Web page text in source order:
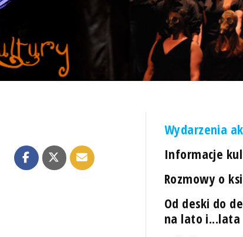
Wydarzenia
Informacje
Rozmowy o
Od deski do
na lato i...lata